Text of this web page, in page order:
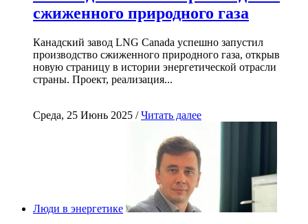
сжиженного природного газа
Канадский завод LNG Canada успешно запустил
производство сжиженного природного газа, открыв
новую страницу в истории энергетической отрасли
страны. Проект, реализация...
Среда, 25 Июнь 2025 /Читать далее
Люди в энергетике